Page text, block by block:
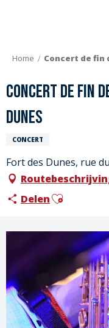
Home Concert de fin
Concert de fin
Dunes
CONCERT
Fort des Dunes, rue
DelenAjouter aux